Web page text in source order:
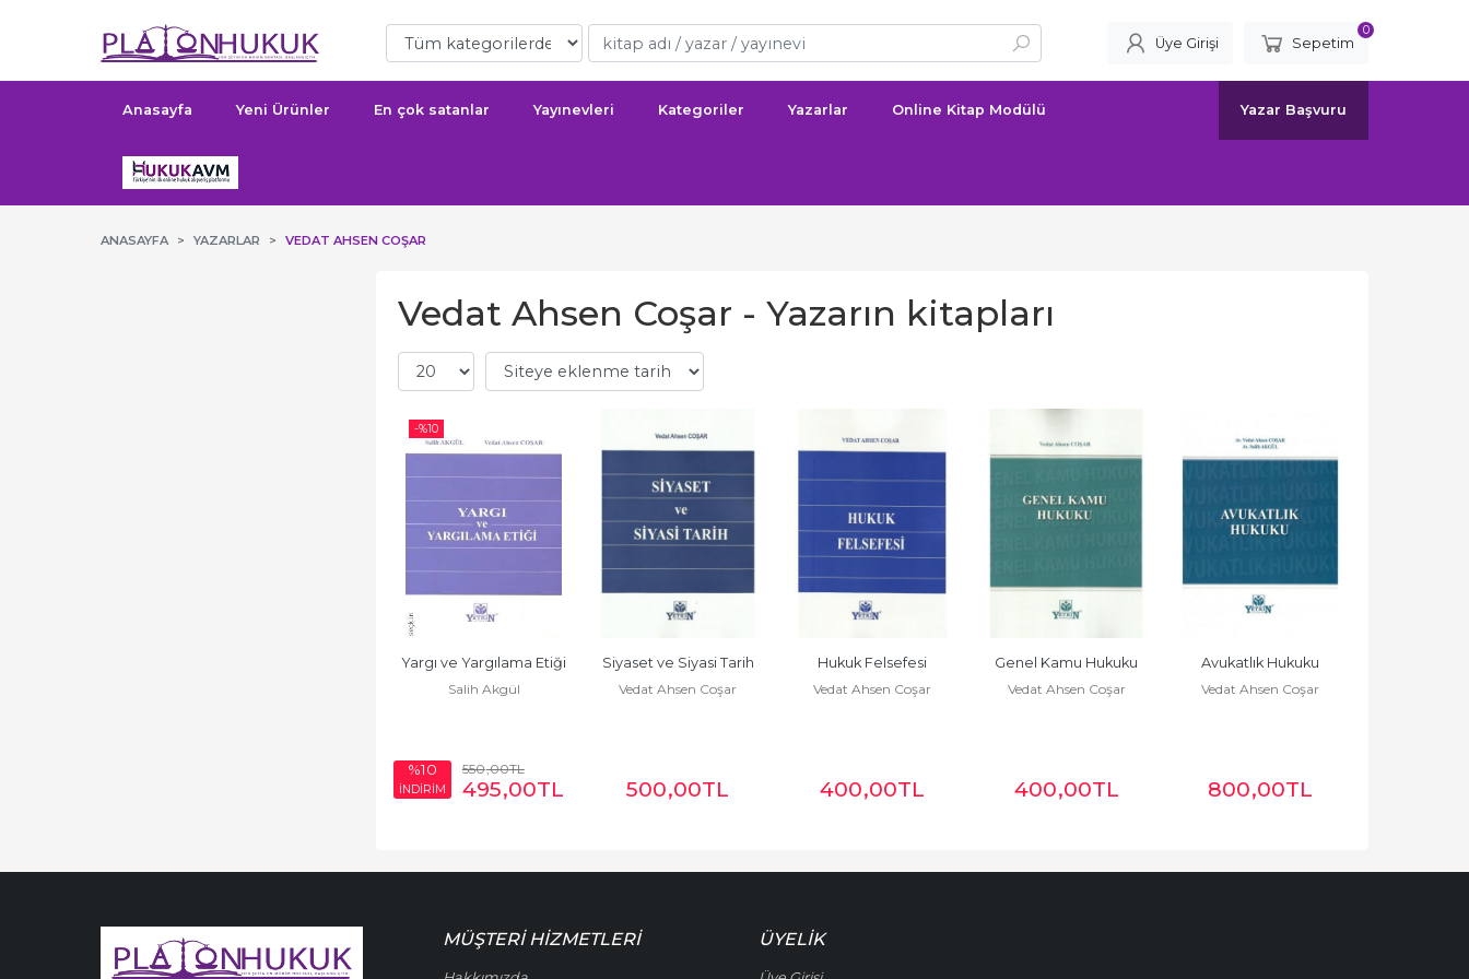
Üye Girişi Sepetim
0
Anasayfa Yeni Ürünler En çok satanlar Yayınevleri Kategoriler Yazarlar Online Kitap Modülü Yazar Başvuru
ANASAYFA YAZARLAR VEDAT AHSEN COŞAR
Vedat Ahsen Coşar - Yazarın kitapları
-%10
Yargı ve Yargılama Etiği
Salih Akgül
%10
İNDİRİM
550,00TL
495,00TL
Siyaset ve Siyasi Tarih
Vedat Ahsen Coşar
500,00TL
Hukuk Felsefesi
Vedat Ahsen Coşar
400,00TL
Genel Kamu Hukuku
Vedat Ahsen Coşar
400,00TL
Avukatlık Hukuku
Vedat Ahsen Coşar
800,00TL
MÜŞTERI HIZMETLERI ÜYELIK